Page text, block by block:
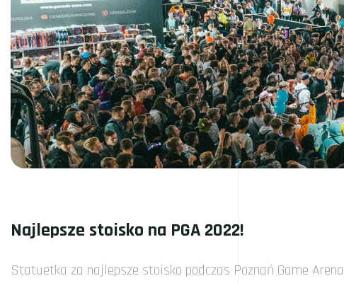
Najlepsze stoisko na PGA 2022!
Statuetka za najlepsze stoisko podczas Poznań Game